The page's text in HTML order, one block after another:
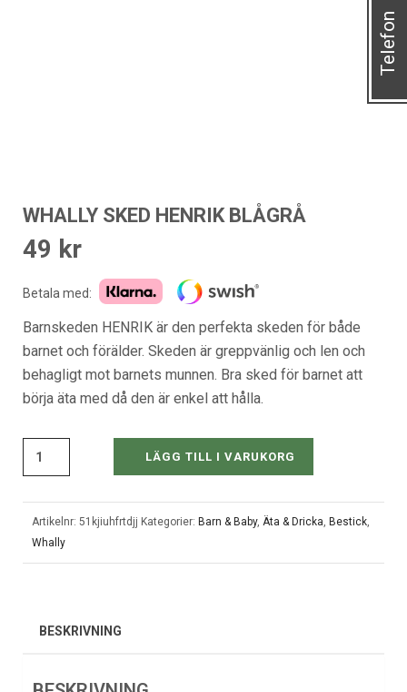
WHALLY SKED HENRIK BLÅGRÅ
49 kr
Betala med:
Barnskeden HENRIK är den perfekta skeden för både
barnet och förälder. Skeden är greppvänlig och len och
behagligt mot barnets munnen. Bra sked för barnet att
börja äta med då den är enkel att hålla.
LÄGG TILL I VARUKORG
Artikelnr: 51kjiuhfrtdjj Kategorier: Barn & Baby, Äta & Dricka, Bestick,
Whally
BESKRIVNING
Telefon